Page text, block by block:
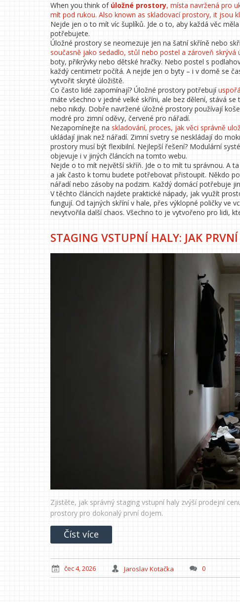
When you think of úložné prostory, místa navržená pro
mít pod rukou. Also known as skladovací prostory, it jsou
Nejde jen o to mít víc šuplíků. Jde o to, aby každá věc
potřebujete.
Úložné prostory se neomezuje jen na šatní skříně nebo
současně jako sedadlo, stůl nebo postel a zároveň skrývá
boty, přikrývky nebo dětské hračky. Nebo postel s
každý centimetr počítá. A nejde jen o byty – i v domě se
vytvořit skryté úložiště.
Co často lidé zapomínají? Úložné prostory potřebují
máte všechno v jedné velké skříni, ale bez dělení, stává
nebo nikdy. Dobře navržené úložné prostory používají
modré pro zimní oděvy, červené pro nářadí.
Nezapomínejte na skladování, proces, jak věci správně
ukládají jinak než nářadí. Zimní svetry se neskládají do
prostory musí být flexibilní. Nejlepší řešení? Modulární
objevuje i v jiných článcích na tomto webu.
Nejde o to mít největší skříň. Jde o to mít tu správnou. A
a jak často k tomu budete potřebovat přistoupit. Někdo
nářadí nebo zásoby na podzim. Každý domácí potřebuje
V těchto článcích najdete praktické nápady, jak využít
fungují. Od tajných skříní v hale, přes výklopné poličky ve
nevytvořila další chaos. Všechno to je vytvořeno pro lidi,
STAGING VSTUPNÍ HALY: JAK
Zjistěte, jak správný staging vstupní haly zvýší prodejní
prostory pro dokonalý první dojem.
Číst více
čec 4, 2026 Jaroslav Kotačka 0